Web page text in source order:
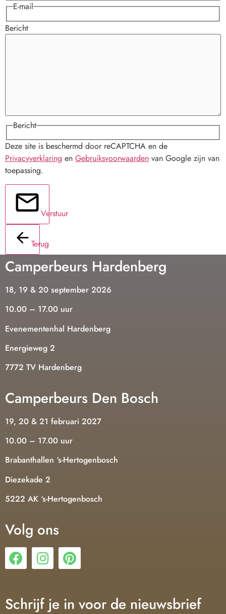
E-mail
Bericht
Bericht
Deze site is beschermd door reCAPTCHA en de
Privacyverklaring en Gebruiksvoorwaarden van Google zijn van
toepassing.
Verstuur
Terug
Camperbeurs Hardenberg
18, 19 & 20 september 2026
10.00 – 17.00 uur
Evenementenhal Hardenberg
Energieweg 2
7772 TV Hardenberg
Camperbeurs Den Bosch
19, 20 & 21 februari 2027
10.00 – 17.00 uur
Brabanthallen ‘s-Hertogenbosch
Diezekade 2
5222 AK ‘s-Hertogenbosch
Volg ons
Schrijf je in voor de nieuwsbrief